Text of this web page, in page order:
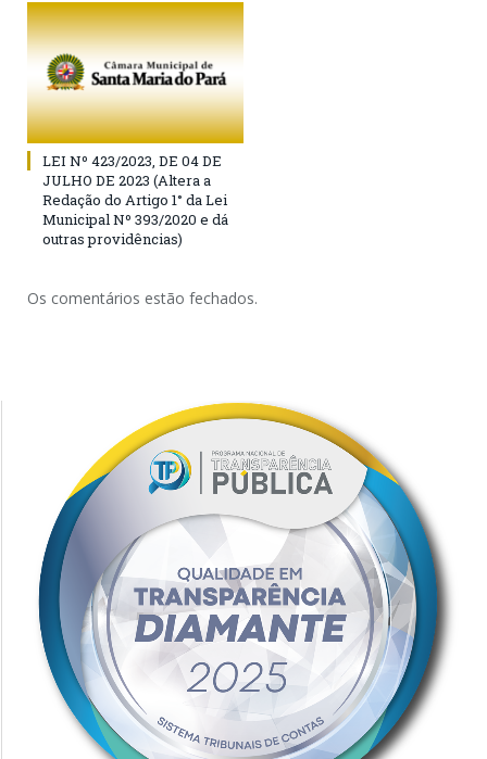
LEI Nº 423/2023, DE 04 DE
JULHO DE 2023 (Altera a
Redação do Artigo 1° da Lei
Municipal Nº 393/2020 e dá
outras providências)
Os comentários estão fechados.